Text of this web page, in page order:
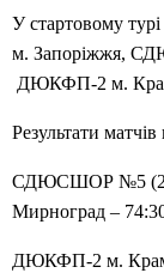
У стартовому
м. Запоріжжя,
ДЮКФП-2 м.
Результати
СДЮСШОР №5 (2
Мирноград –
ДЮКФП-2 м.